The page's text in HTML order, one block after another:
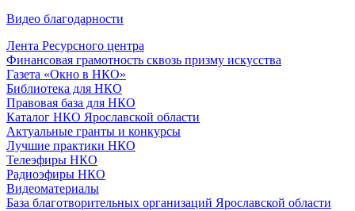
Видео благодарности
Лента Ресурсного центра
Финансовая грамотность сквозь призму искусства
Газета «Окно в НКО»
Библиотека для НКО
Правовая база для НКО
Каталог НКО Ярославской области
Актуальные гранты и конкурсы
Лучшие практики НКО
Телеэфиры НКО
Радиоэфиры НКО
Видеоматериалы
База благотворительных организаций Ярославской области